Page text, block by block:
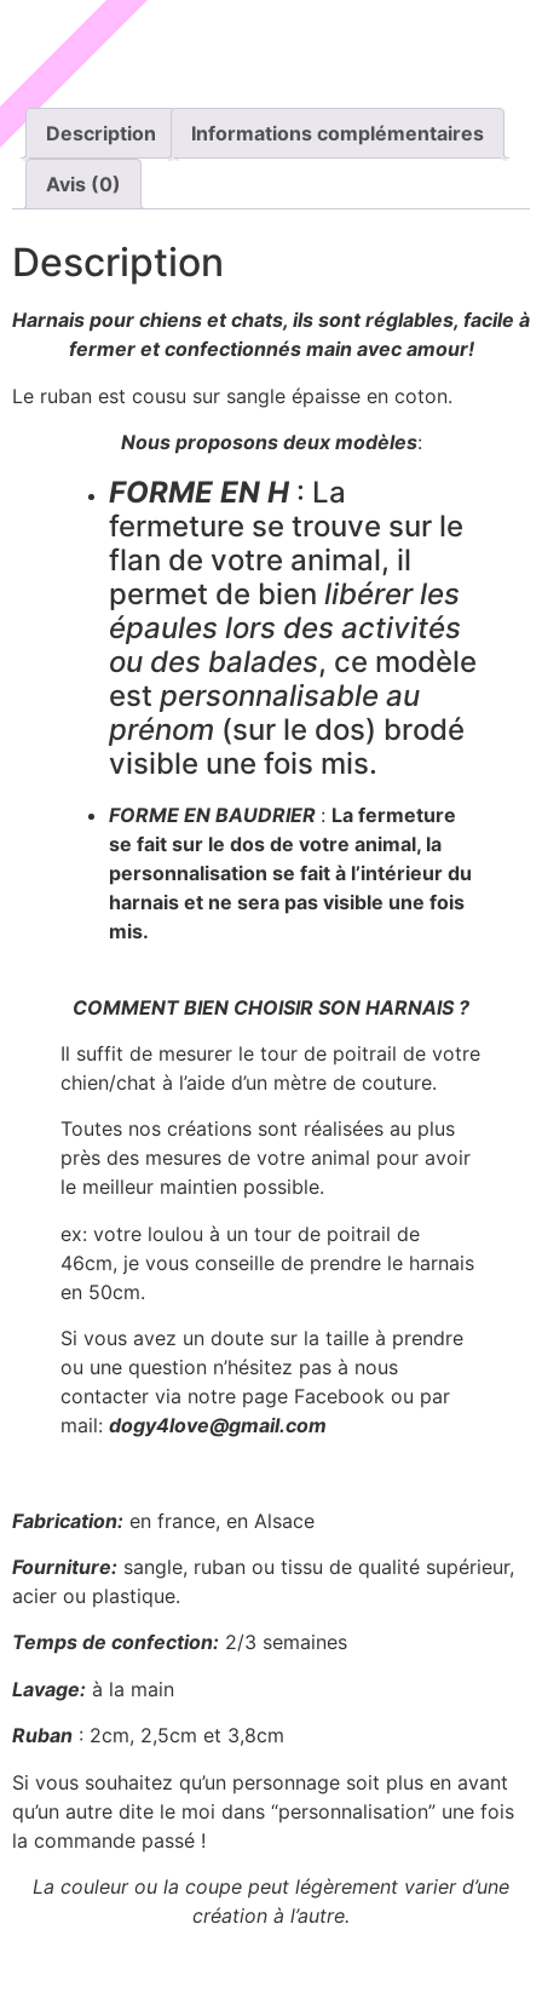
Description Informations complémentaires
Avis (0)
Description
Harnais pour chiens et chats, ils sont réglables, facile à
fermer et confectionnés main avec amour!
Le ruban est cousu sur sangle épaisse en coton.
Nous proposons deux modèles:
FORME EN H : La
fermeture se trouve sur le
flan de votre animal, il
permet de bien libérerles
épaules lors des activités
ou des balades, ce modèle
est personnalisable au
prénom (sur le dos) brodé
visible une fois mis.
FORME EN BAUDRIER : La fermeture
se fait sur le dos de votre animal, la
personnalisation se fait à l’intérieur du
harnais et ne sera pas visible une fois
mis.
COMMENT BIEN CHOISIR SON HARNAIS ?
Il suffit de mesurer le tour de poitrail de votre
chien/chat à l’aide d’un mètre de couture.
Toutes nos créations sont réalisées au plus
près des mesures de votre animal pour avoir
le meilleur maintien possible.
ex: votre loulou à un tour de poitrail de
46cm, je vous conseille de prendre le harnais
en 50cm.
Si vous avez un doute sur la taille à prendre
ou une question n’hésitez pas à nous
contacter via notre page Facebook ou par
mail: dogy4love@gmail.com
Fabrication: en france, en Alsace
Fourniture: sangle, ruban ou tissu de qualité supérieur,
acier ou plastique.
Temps de confection: 2/3 semaines
Lavage: à la main
Ruban : 2cm, 2,5cm et 3,8cm
Si vous souhaitez qu’un personnage soit plus en avant
qu’un autre dite le moi dans “personnalisation” une fois
la commande passé !
La couleur ou la coupe peut légèrement varier d’une
création à l’autre.